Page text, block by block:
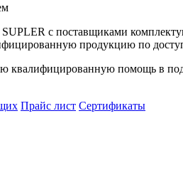
с поставщиками
продукцию по
помощь в
Прайс лист Сертификаты